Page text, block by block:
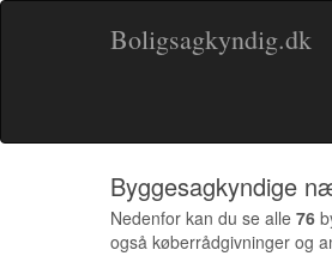
Boligsagkyndig.dk
Byggesagkyndige
Nedenfor kan du se alle 76
også køberrådgivninger og